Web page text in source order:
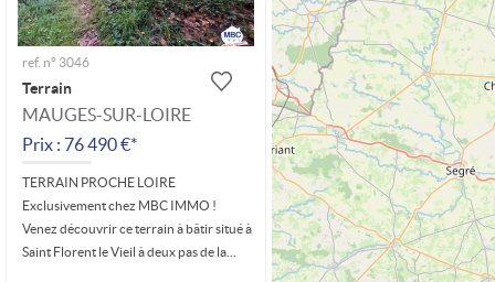
ref. n° 3046
Terrain
MAUGES-SUR-LOIRE
Prix : 76 490 €*
TERRAIN PROCHE LOIRE
Exclusivement chez MBC IMMO !
Venez découvrir ce terrain à bâtir situé à
Saint Florent le Vieil à deux pas de la...